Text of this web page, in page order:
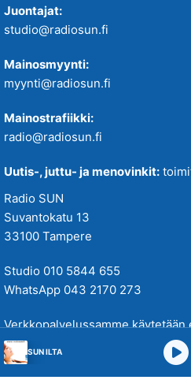
Juontajat:
studio@radiosun.fi
Mainosmyynti:
myynti@radiosun.fi
Mainostrafiikki:
radio@radiosun.fi
Uutis-, juttu- ja menovinkit:
Radio SUN
Suvantokatu 13
33100 Tampere
Studio 010 5844 655
WhatsApp 043 2170 273
Verkkopalvelussamme
parantamiseksi. Tutustu
SUN ILTA